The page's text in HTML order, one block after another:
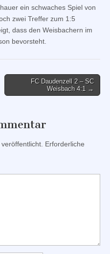
ein schwaches Spiel von
zwei Treffer zum 1:5
dass den Weisbachern im
bevorsteht.
FC Daudenzell 2 – SC
Weisbach 4:1 →
Erforderliche